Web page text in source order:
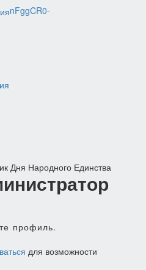
nFggCR0-
Дня Народного Единства
профиль.
для возможности